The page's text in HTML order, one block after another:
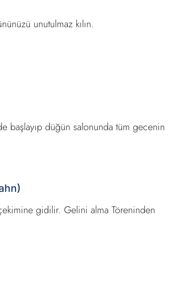
unutulmaz kılın.
başlayıp düğün salonunda tüm gecenin
gidilir. Gelini alma Töreninden